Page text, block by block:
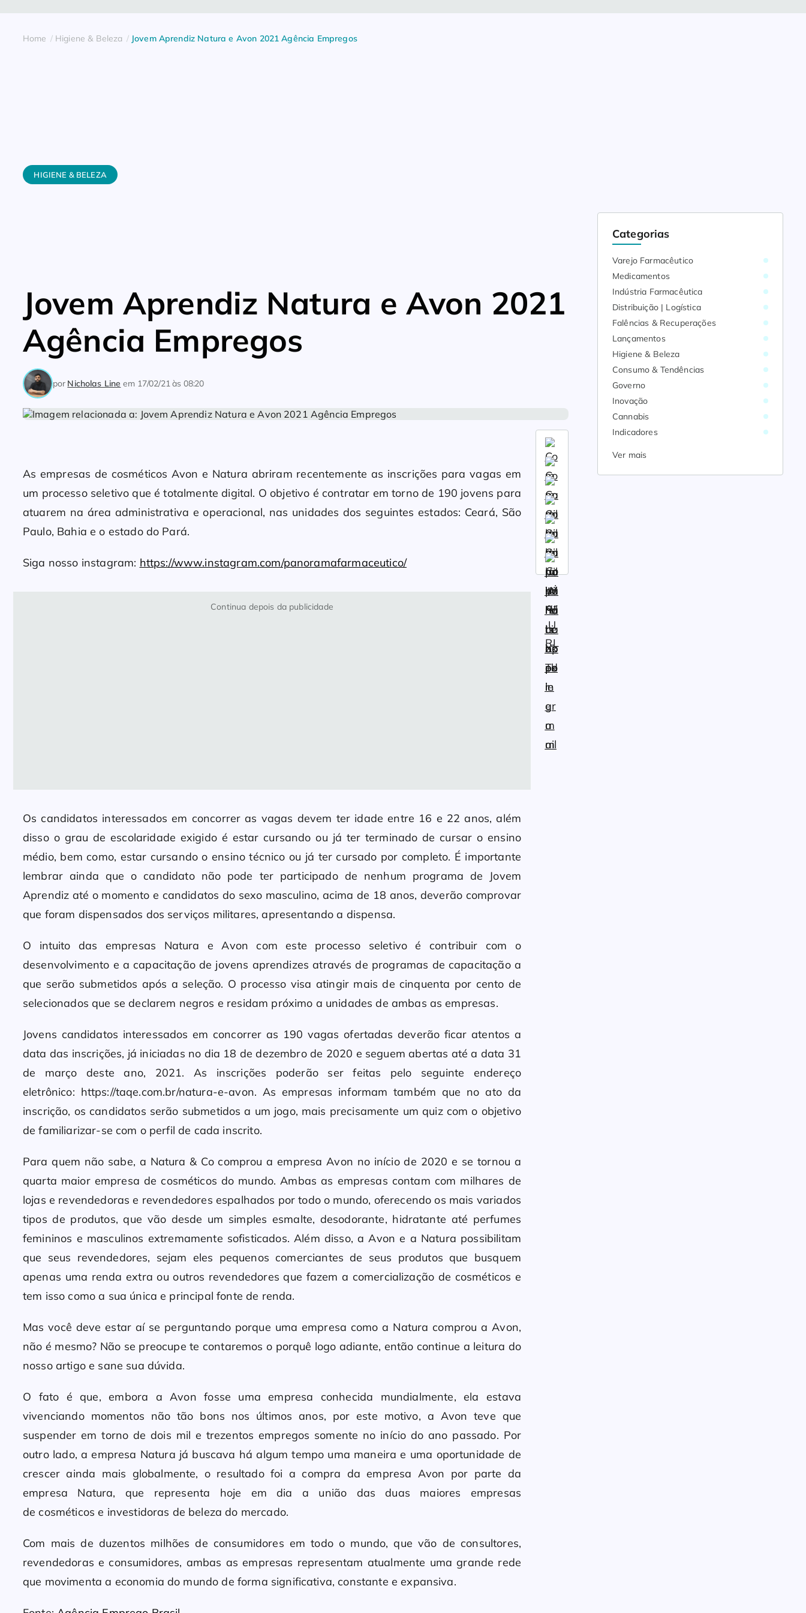
Home Higiene & Beleza Jovem Aprendiz Natura e Avon 2021 Agência Empregos
HIGIENE & BELEZA
Jovem Aprendiz Natura e Avon 2021
Agência Empregos
por Nicholas Line em 17/02/21 às 08:20
As empresas de cosméticos Avon e Natura abriram recentemente as inscrições para vagas em
um processo seletivo que é totalmente digital. O objetivo é contratar em torno de 190 jovens para
atuarem na área administrativa e operacional, nas unidades dos seguintes estados: Ceará, São
Paulo, Bahia e o estado do Pará.
Siga nosso instagram: https://www.instagram.com/panoramafarmaceutico/
Continua depois da publicidade
Os candidatos interessados em concorrer as vagas devem ter idade entre 16 e 22 anos, além
disso o grau de escolaridade exigido é estar cursando ou já ter terminado de cursar o ensino
médio, bem como, estar cursando o ensino técnico ou já ter cursado por completo. É importante
lembrar ainda que o candidato não pode ter participado de nenhum programa de Jovem
Aprendiz até o momento e candidatos do sexo masculino, acima de 18 anos, deverão comprovar
que foram dispensados dos serviços militares, apresentando a dispensa.
O intuito das empresas Natura e Avon com este processo seletivo é contribuir com o
desenvolvimento e a capacitação de jovens aprendizes através de programas de capacitação a
que serão submetidos após a seleção. O processo visa atingir mais de cinquenta por cento de
selecionados que se declarem negros e residam próximo a unidades de ambas as empresas.
Jovens candidatos interessados em concorrer as 190 vagas ofertadas deverão ficar atentos a
data das inscrições, já iniciadas no dia 18 de dezembro de 2020 e seguem abertas até a data 31
de março deste ano, 2021. As inscrições poderão ser feitas pelo seguinte endereço
eletrônico: https://taqe.com.br/natura-e-avon. As empresas informam também que no ato da
inscrição, os candidatos serão submetidos a um jogo, mais precisamente um quiz com o objetivo
de familiarizar-se com o perfil de cada inscrito.
Para quem não sabe, a Natura & Co comprou a empresa Avon no início de 2020 e se tornou a
quarta maior empresa de cosméticos do mundo. Ambas as empresas contam com milhares de
lojas e revendedoras e revendedores espalhados por todo o mundo, oferecendo os mais variados
tipos de produtos, que vão desde um simples esmalte, desodorante, hidratante até perfumes
femininos e masculinos extremamente sofisticados. Além disso, a Avon e a Natura possibilitam
que seus revendedores, sejam eles pequenos comerciantes de seus produtos que busquem
apenas uma renda extra ou outros revendedores que fazem a comercialização de cosméticos e
tem isso como a sua única e principal fonte de renda.
Mas você deve estar aí se perguntando porque uma empresa como a Natura comprou a Avon,
não é mesmo? Não se preocupe te contaremos o porquê logo adiante, então continue a leitura do
nosso artigo e sane sua dúvida.
O fato é que, embora a Avon fosse uma empresa conhecida mundialmente, ela estava
vivenciando momentos não tão bons nos últimos anos, por este motivo, a Avon teve que
suspender em torno de dois mil e trezentos empregos somente no início do ano passado. Por
outro lado, a empresa Natura já buscava há algum tempo uma maneira e uma oportunidade de
crescer ainda mais globalmente, o resultado foi a compra da empresa Avon por parte da
empresa Natura, que representa hoje em dia a união das duas maiores empresas
de cosméticos e investidoras de beleza do mercado.
Com mais de duzentos milhões de consumidores em todo o mundo, que vão de consultores,
revendedoras e consumidores, ambas as empresas representam atualmente uma grande rede
que movimenta a economia do mundo de forma significativa, constante e expansiva.
Categorias
Varejo Farmacêutico
Medicamentos
Indústria Farmacêutica
Distribuição | Logística
Falências & Recuperações
Lançamentos
Higiene & Beleza
Consumo & Tendências
Governo
Inovação
Cannabis
Indicadores
Ver mais